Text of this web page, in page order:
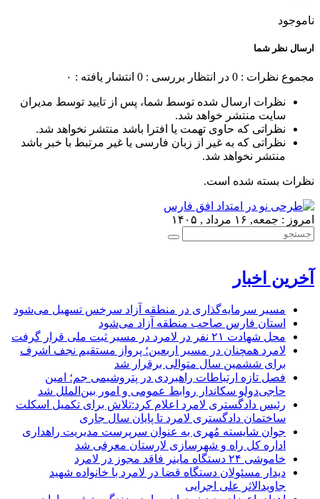
ناموجود
ارسال نظر شما
مجموع نظرات : 0 در انتظار بررسی : 0 انتشار یافته : ۰
نظرات ارسال شده توسط شما، پس از تایید توسط مدیران
سایت منتشر خواهد شد.
نظراتی که حاوی تهمت یا افترا باشد منتشر نخواهد شد.
نظراتی که به غیر از زبان فارسی یا غیر مرتبط با خبر باشد
منتشر نخواهد شد.
نظرات بسته شده است.
امروز : جمعه, ۱۶ مرداد , ۱۴۰۵
آخرین اخبار
مسیر سرمایه‌گذاری در منطقه آزاد سرخس تسهیل می‌شود
استان فارس صاحب منطقه آزاد می‌شود
محل شهادت ۲۱ نفر در لامرد در مسیر ثبت ملی قرار گرفت
لامرد همچنان در مسیر اربعین؛ پرواز مستقیم نجف اشرف
برای ششمین سال متوالی برقرار شد
فصل تازه ارتباطات راهبردی در پتروشیمی جم؛ امین
حاجی‌دولو سکاندار روابط عمومی و امور بین‌الملل شد
رئیس دادگستری لامرد اعلام کرد:تلاش برای تکمیل اسکلت
ساختمان دادگستری لامرد تا پایان سال جاری
جوان شایسته مُهری به عنوان سرپرست مدیریت راهداری
اداره کل راه و شهرسازی لارستان معرفی شد
خاموشی ۲۴ دستگاه ماینر فاقد مجوز در لامرد
دیدار مسئولان دستگاه قضا در لامرد با خانواده شهید
جاویدالاثر علی اجرایی